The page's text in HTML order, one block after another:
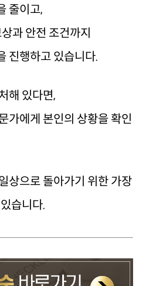
줄이고,
과 안전 조건까지
진행하고 있습니다.
해 있다면,
가에게 본인의 상황을 확인
상으로 돌아가기 위한 가장
습니다.